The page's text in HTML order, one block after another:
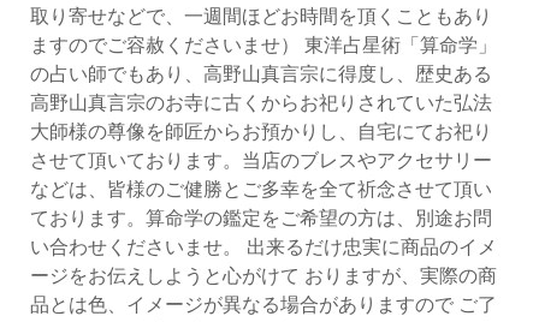
取り寄せなどで、一週間ほどお時間を頂くこともあり
ますのでご容赦くださいませ） 東洋占星術「算命学」
の占い師でもあり、高野山真言宗に得度し、歴史ある
高野山真言宗のお寺に古くからお祀りされていた弘法
大師様の尊像を師匠からお預かりし、自宅にてお祀り
させて頂いております。当店のブレスやアクセサリー
などは、皆様のご健勝とご多幸を全て祈念させて頂い
ております。算命学の鑑定をご希望の方は、別途お問
い合わせくださいませ。 出来るだけ忠実に商品のイメ
ージをお伝えしようと心がけて おりますが、実際の商
品とは色、イメージが異なる場合がありますので ご了